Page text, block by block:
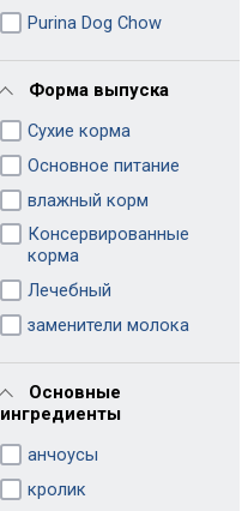
Purina Dog Chow
Форма выпуска
Сухие корма
Основное питание
влажный корм
Консервированные
корма
Лечебный
заменители молока
Основные
ингредиенты
анчоусы
кролик